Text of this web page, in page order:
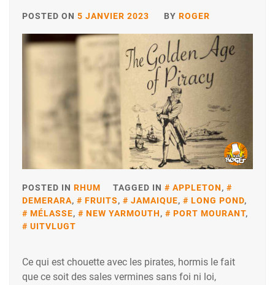
POSTED ON 5 JANVIER 2023 BY ROGER
POSTED IN RHUM TAGGED IN APPLETON,
DEMERARA, FRUITS, JAMAIQUE, LONG POND,
MÉLASSE, NEW YARMOUTH, PORT MOURANT,
UITVLUGT
Ce qui est chouette avec les pirates, hormis le fait
que ce soit des sales vermines sans foi ni loi,